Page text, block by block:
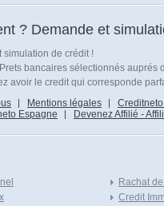
? Demande et
simulation de crédit !
bancaires sélectionnés
avoir le credit qui corresponde
Mentions légales
Espagne Devenez Affilié -
Rachat
Credit